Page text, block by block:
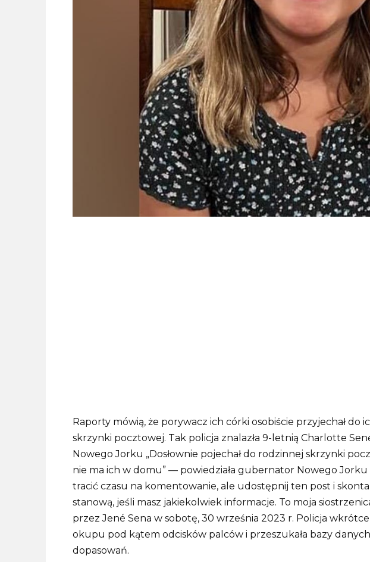
Raporty mówią, że porywacz ich córki osobiście przyjechał do
skrzynki pocztowej. Tak policja znalazła 9-letnią Charlotte
Nowego Jorku „Dosłownie pojechał do rodzinnej skrzynki
nie ma ich w domu” — powiedziała gubernator Nowego
tracić czasu na komentowanie, ale udostępnij ten post i
stanową, jeśli masz jakiekolwiek informacje. To moja
przez Jené Sena w sobotę, 30 września 2023 r. Policja wkrótce
okupu pod kątem odcisków palców i przeszukała bazy
dopasowań.